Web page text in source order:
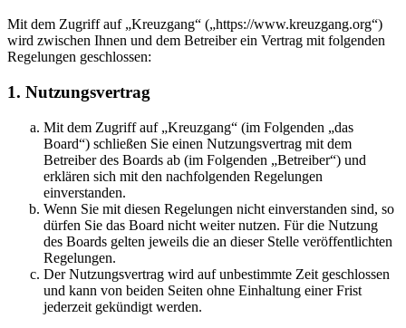
Mit dem Zugriff auf „Kreuzgang“ („https://www.kreuzgang.org“)
wird zwischen Ihnen und dem Betreiber ein Vertrag mit folgenden
Regelungen geschlossen:
1. Nutzungsvertrag
Mit dem Zugriff auf „Kreuzgang“ (im Folgenden „das
Board“) schließen Sie einen Nutzungsvertrag mit dem
Betreiber des Boards ab (im Folgenden „Betreiber“) und
erklären sich mit den nachfolgenden Regelungen
einverstanden.
Wenn Sie mit diesen Regelungen nicht einverstanden sind, so
dürfen Sie das Board nicht weiter nutzen. Für die Nutzung
des Boards gelten jeweils die an dieser Stelle veröffentlichten
Regelungen.
Der Nutzungsvertrag wird auf unbestimmte Zeit geschlossen
und kann von beiden Seiten ohne Einhaltung einer Frist
jederzeit gekündigt werden.